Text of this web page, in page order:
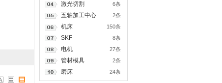
6条
激光切割
2条
五轴加工中心
150条
机床
8条
SKF
27条
电机
2条
管材模具
24条
磨床